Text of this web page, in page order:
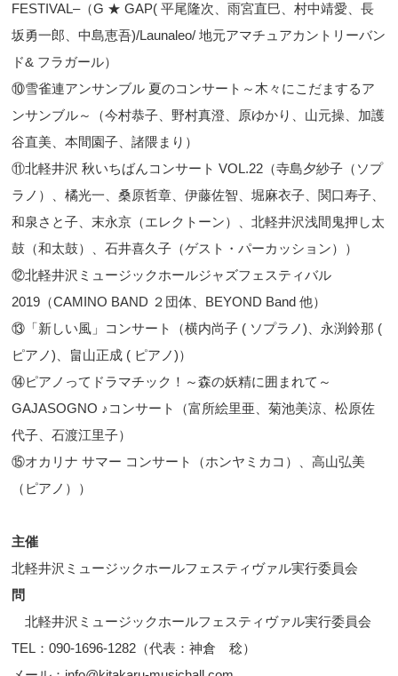
FESTIVAL‒（G ★ GAP( 平尾隆次、雨宮直巳、村中靖愛、長
坂勇一郎、中島恵吾)/Launaleo/ 地元アマチュアカントリーバン
ド& フラガール）
⑩雪雀連アンサンブル 夏のコンサート～木々にこだまするア
ンサンブル～（今村恭子、野村真澄、原ゆかり、山元操、加護
谷直美、本間園子、諸隈まり）
⑪北軽井沢 秋いちばんコンサート VOL.22（寺島夕紗子（ソプ
ラノ）、橘光一、桑原哲章、伊藤佐智、堀麻衣子、関口寿子、
和泉さと子、末永京（エレクトーン）、北軽井沢浅間鬼押し太
鼓（和太鼓）、石井喜久子（ゲスト・パーカッション））
⑫北軽井沢ミュージックホールジャズフェスティバル
2019（CAMINO BAND ２団体、BEYOND Band 他）
⑬「新しい風」コンサート（横内尚子 ( ソプラノ)、永渕鈴那 (
ピアノ)、畠山正成 ( ピアノ)）
⑭ピアノってドラマチック！～森の妖精に囲まれて～
GAJASOGNO ♪コンサート（富所絵里亜、菊池美涼、松原佐
代子、石渡江里子）
⑮オカリナ サマー コンサート（ホンヤミカコ）、高山弘美
（ピアノ））
主催
北軽井沢ミュージックホールフェスティヴァル実行委員会
問
北軽井沢ミュージックホールフェスティヴァル実行委員会
TEL：090-1696-1282（代表：神倉 稔）